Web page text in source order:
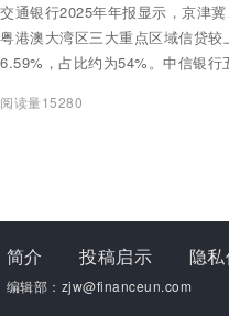
交通银行2025年年报显示，京津冀
粤港澳大湾区三大重点区域信贷较
6.59%，占比约为54%。中信银行
占比达72.21%。广发银行在京津冀
阅读量15280
简介 投稿启示 隐
编辑部：zjw@financeun.com